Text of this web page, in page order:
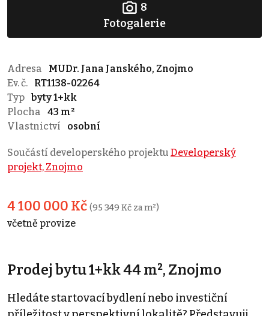
8
Fotogalerie
Adresa
MUDr. Jana Janského, Znojmo
Ev. č.
RT1138-02264
Typ byty 1+kk
Plocha
43 m²
Vlastnictví
osobní
Součástí developerského projektu Developerský
projekt, Znojmo
4 100 000 Kč (95 349 Kč za m²)
včetně provize
Prodej bytu 1+kk 44 m², Znojmo
Hledáte startovací bydlení nebo investiční